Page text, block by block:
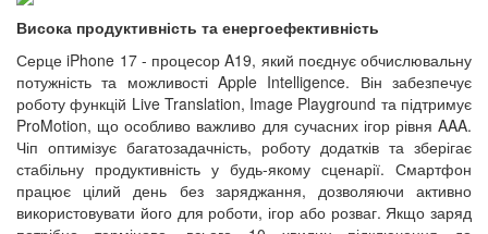
Висока продуктивність та енергоефективність
Серце iPhone 17 - процесор A19, який поєднує обчислювальну
потужність та можливості Apple Intelligence. Він забезпечує
роботу функцій Live Translation, Image Playground та підтримує
ProMotion, що особливо важливо для сучасних ігор рівня AAA.
Чіп оптимізує багатозадачність, роботу додатків та зберігає
стабільну продуктивність у будь-якому сценарії. Смартфон
працює цілий день без заряджання, дозволяючи активно
використовувати його для роботи, ігор або розваг. Якщо заряд